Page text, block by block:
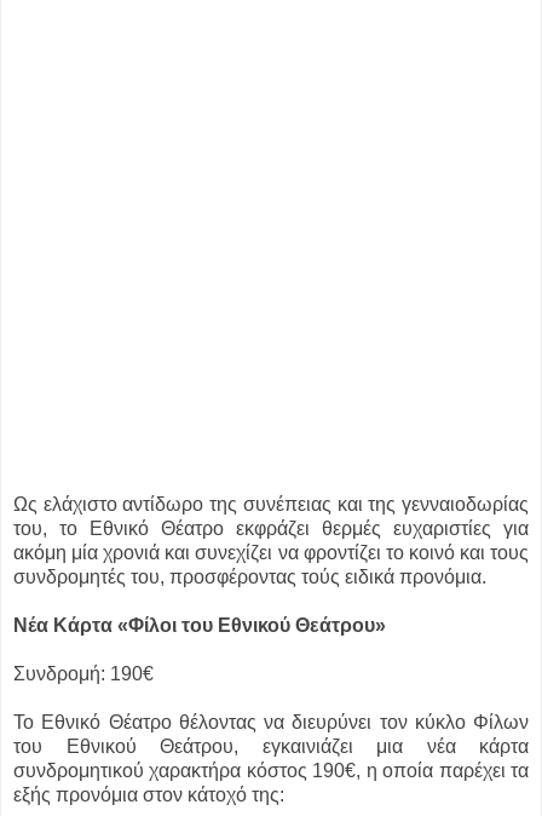
Ως ελάχιστο αντίδωρο της συνέπειας και της γενναιοδωρίας
του, το Εθνικό Θέατρο εκφράζει θερμές ευχαριστίες για
ακόμη μία χρονιά και συνεχίζει να φροντίζει το κοινό και τους
συνδρομητές του, προσφέροντας τούς ειδικά προνόμια.
Νέα Κάρτα «Φίλοι του Εθνικού Θεάτρου»
Συνδρομή: 190€
Το Εθνικό Θέατρο θέλοντας να διευρύνει τον κύκλο Φίλων
του Εθνικού Θεάτρου, εγκαινιάζει μια νέα κάρτα
συνδρομητικού χαρακτήρα κόστος 190€, η οποία παρέχει τα
εξής προνόμια στον κάτοχό της: